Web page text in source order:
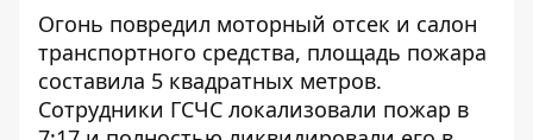
Огонь повредил моторный отсек и салон
транспортного средства, площадь пожара
составила 5 квадратных метров.
Сотрудники ГСЧС локализовали пожар в